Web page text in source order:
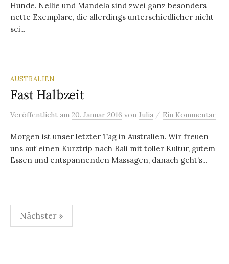
Hunde. Nellie und Mandela sind zwei ganz besonders
nette Exemplare, die allerdings unterschiedlicher nicht
sei...
AUSTRALIEN
Fast Halbzeit
Veröffentlicht am 20. Januar 2016 von Julia / Ein Kommentar
Morgen ist unser letzter Tag in Australien. Wir freuen
uns auf einen Kurztrip nach Bali mit toller Kultur, gutem
Essen und entspannenden Massagen, danach geht’s...
Seitennummerierung
der
Nächster »